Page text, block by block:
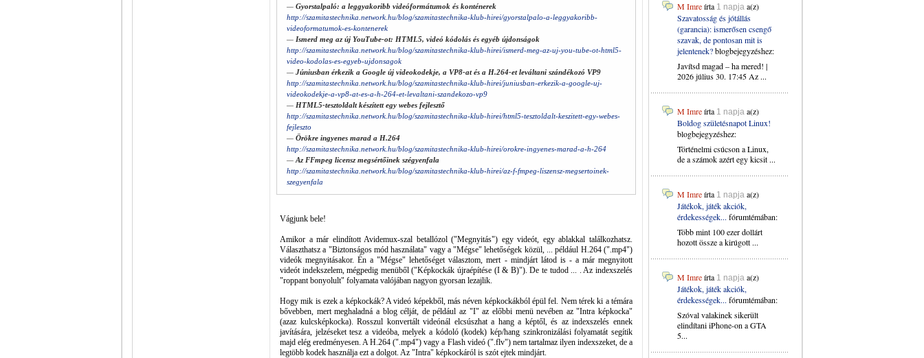
— Gyorstalpaló: a leggyakoribb videóformátumok és konténerek
http://szamitastechnika.network.hu/blog/szamitastechnika-klub-hirei/gyorstalpalo-a-leggyakoribb-
videoformatumok-es-kontenerek
— Ismerd meg az új YouTube-ot: HTML5, videó kódolás és egyéb újdonságok
http://szamitastechnika.network.hu/blog/szamitastechnika-klub-hirei/ismerd-meg-az-uj-you-tube-ot-html5-
video-kodolas-es-egyeb-ujdonsagok
— Júniusban érkezik a Google új videokodekje, a VP8-at és a H.264-et leváltani szándékozó VP9
http://szamitastechnika.network.hu/blog/szamitastechnika-klub-hirei/juniusban-erkezik-a-google-uj-
videokodekje-a-vp8-at-es-a-h-264-et-levaltani-szandekozo-vp9
— HTML5-tesztoldalt készített egy webes fejlesztő
http://szamitastechnika.network.hu/blog/szamitastechnika-klub-hirei/html5-tesztoldalt-keszitett-egy-webes-
fejleszto
— Örökre ingyenes marad a H.264
http://szamitastechnika.network.hu/blog/szamitastechnika-klub-hirei/orokre-ingyenes-marad-a-h-264
— Az FFmpeg licensz megsértőinek szégyenfala
http://szamitastechnika.network.hu/blog/szamitastechnika-klub-hirei/az-f-fmpeg-liszensz-megsertoinek-
szegyenfala
Vágjunk bele!
Amikor a már elindított Avidemux-szal betallózol ("Megnyitás") egy videót, egy ablakkal találkozhatsz.
Választhatsz a "Biztonságos mód használata" vagy a "Mégse" lehetőségek közül, ... például H.264 (".mp4")
videók megnyitásakor. Én a "Mégse" lehetőséget választom, mert - mindjárt látod is - a már megnyitott
videót indekszelem, mégpedig menüből ("Képkockák újraépítése (I & B)"). De te tudod ... . Az indexszelés
"roppant bonyolult" folyamata valójában nagyon gyorsan lezajlik.
Hogy mik is ezek a képkockák? A videó képekből, más néven képkockákból épül fel. Nem térek ki a témára
bővebben, mert meghaladná a blog célját, de például az "I" az előbbi menü nevében az "Intra képkocka"
(azaz kulcsképkocka). Rosszul konvertált videónál elcsúszhat a hang a képtől, és az indexszelés ennek
javítására, jelzéseket tesz a videóba, melyek a kódoló (kodek) kép/hang szinkronizálási folyamatát segítik
majd elég eredményesen. A H.264 (".mp4") vagy a Flash videó (".flv") nem tartalmaz ilyen indexszeket, de a
legtöbb kodek használja ezt a dolgot. Az "Intra" képkockáról is szót ejtek mindjárt.
M Imreírta 1 napja a(z)
Szavatosság és jótállás
(garancia): ismerősen csengő
szavak, de pontosan mit is
jelentenek?blogbejegyzéshez:
Javítsd magad – ha mered! |
2026 július 30. 17:45 Az ...
M Imreírta 1 napja a(z)
Boldog születésnapot Linux!
blogbejegyzéshez:
Történelmi csúcson a Linux,
de a számok azért egy kicsit ...
M Imreírta 1 napja a(z)
Játékok, játék akciók,
érdekességek... fórumtémában:
Több mint 100 ezer dollárt
hozott össze a kirúgott ...
M Imreírta 1 napja a(z)
Játékok, játék akciók,
érdekességek... fórumtémában:
Szóval valakinek sikerült
elindítani iPhone-on a GTA
5...